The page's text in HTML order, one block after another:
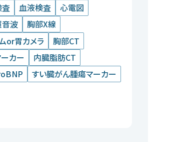
血液検査
心電図
波
胸部X線
or胃カメラ
胸部CT
カー
内臓脂肪CT
すい臓がん腫瘍マーカー